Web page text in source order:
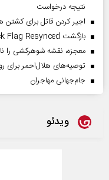
نتیجه درخواست
اجیر کردن قاتل برای
بازگشت Black Flag Resynced خبری جذاب برای دوستداران بازی
معجزه، نقشه شوهرکشی را
توصیه‌های هلال‌احمر برای
جام‌جهانی مهاجران
ویدئو